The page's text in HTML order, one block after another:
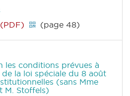
(page 48)
les conditions prévues à
la loi spéciale du 8 août
(sans Mme
M. Stoffels)